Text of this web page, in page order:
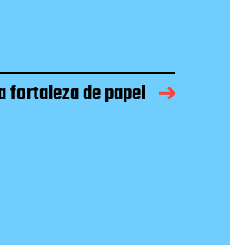
fortaleza de papel